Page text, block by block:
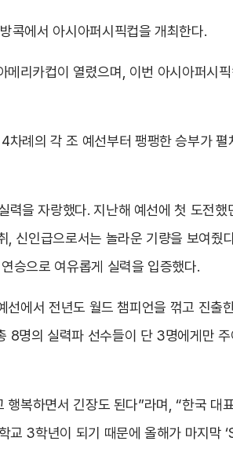
콕에서 아시아퍼시픽컵을 개최한다.
리카컵이 열렸으며, 이번 아시아퍼시픽
례의 각 조 예선부터 팽팽한 승부가
력을 자랑했다. 지난해 예선에 첫 도전했
신인급으로서는 놀라운 기량을 보여줬
승으로 여유롭게 실력을 입증했다.
에서 전년도 월드 챔피언을 꺾고 진출
8명의 실력파 선수들이 단 3명에게만
복하면서 긴장도 된다”라며, “한국 대
3학년이 되기 때문에 올해가 마지막